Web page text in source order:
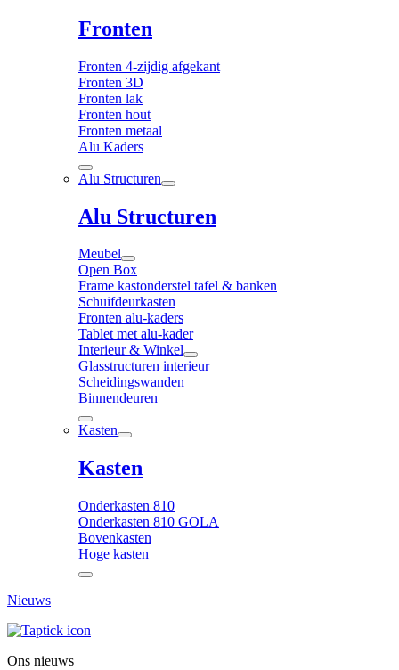
Fronten
Fronten 4-zijdig afgekant
Fronten 3D
Fronten lak
Fronten hout
Fronten metaal
Alu Kaders
Alu Structuren
Alu Structuren
Meubel
Open Box
Frame kastonderstel tafel & banken
Schuifdeurkasten
Fronten alu-kaders
Tablet met alu-kader
Interieur & Winkel
Glasstructuren interieur
Scheidingswanden
Binnendeuren
Kasten
Kasten
Onderkasten 810
Onderkasten 810 GOLA
Bovenkasten
Hoge kasten
Nieuws
Ons nieuws